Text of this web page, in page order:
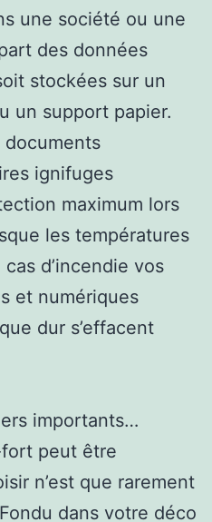
une société ou une
des données
stockées sur un
un support papier.
documents
ignifuges
maximum lors
les températures
d’incendie vos
et numériques
dur s’effacent
importants…
fort peut être
n’est que rarement
dans votre déco